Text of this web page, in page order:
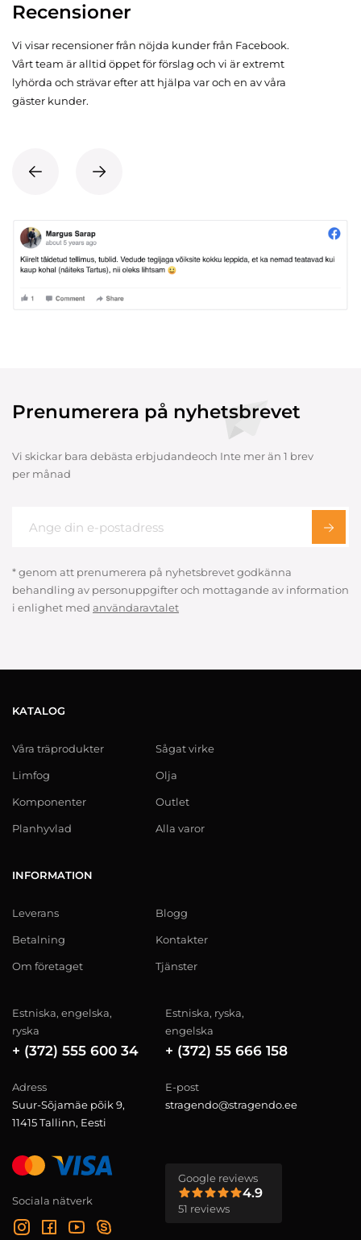
Recensioner
Vi visar recensioner från nöjda kunder från Facebook.
Vårt team är alltid öppet för förslag och vi är extremt
lyhörda och strävar efter att hjälpa var och en av våra
gäster kunder.
Prenumerera på nyhetsbrevet
Vi skickar bara debästa erbjudandeoch Inte mer än 1 brev
per månad
* genom att prenumerera på nyhetsbrevet godkänna
behandling av personuppgifter och mottagande av information
i enlighet med användaravtalet
KATALOG
Våra träprodukter
Limfog
Komponenter
Planhyvlad
Sågat virke
Olja
Outlet
Alla varor
INFORMATION
Leverans
Betalning
Om företaget
Blogg
Kontakter
Tjänster
Estniska, engelska,
ryska
+ (372) 555 600 34
Estniska, ryska,
engelska
+ (372) 55 666 158
Adress
Suur-Sõjamäe põik 9,
11415 Tallinn, Eesti
E-post
stragendo@stragendo.ee
Sociala nätverk
Google reviews
4.9
51 reviews